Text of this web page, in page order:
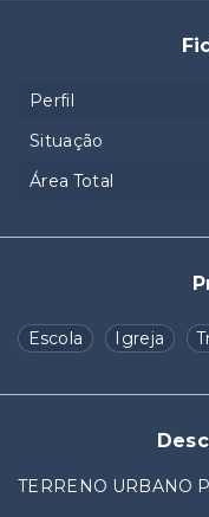
Escola Igreja
TERRENO URBANO
Perfil
Situação
Área Total